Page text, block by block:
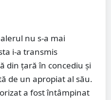
nu s-a mai
i-a transmis
din țară în concediu și
de un apropiat al său.
a fost întâmpinat